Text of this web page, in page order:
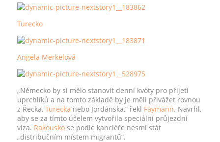
Turecko
Angela Merkelová
„Německo by si mělo stanovit denní kvóty pro přijetí
uprchlíků a na tomto základě by je měli přivážet rovnou
z Řecka, Turecka nebo Jordánska,“ řekl Faymann. Navrhl,
aby se za tímto účelem vytvořila speciální průjezdní
víza. Rakousko se podle kancléře nesmí stát
„distribučním místem migrantů“.